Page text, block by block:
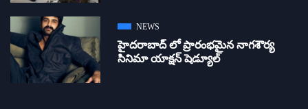
NEWS
హైదరాబాద్ లో ప్రారంభమైన నాగశౌర్య
సినిమా యాక్షన్ షెడ్యూల్